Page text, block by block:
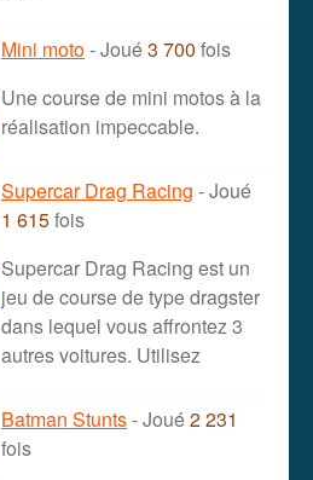
Mini moto- Joué3 700 fois
Une course de mini motos à la
réalisation impeccable.
Supercar Drag Racing - Joué
1 615fois
Supercar Drag Racing est un
jeu de course de type dragster
dans lequel vous affrontez 3
autres voitures. Utilisez
Batman Stunts- Joué2 231
fois